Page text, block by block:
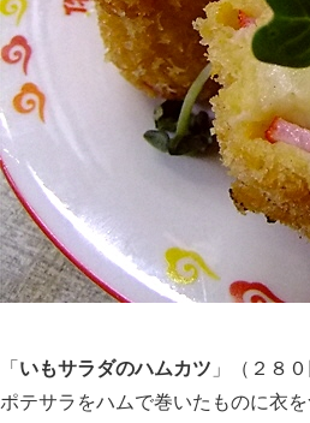
「 いもサラダのハムカツ 」（２８０
ポテサラをハムで巻いたものに衣